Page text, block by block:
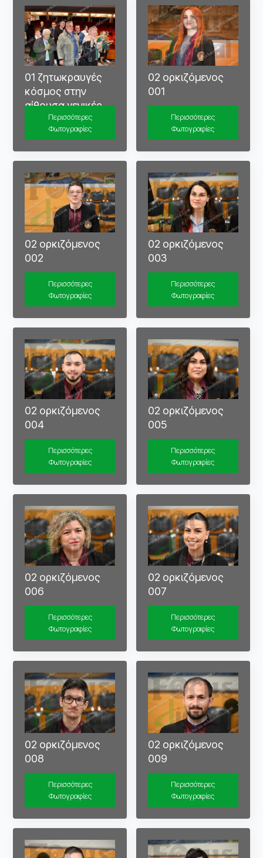
01 ζητωκραυγές
κόσμος στην
αίθουσα γενικές
φωτογραφίες
Περισσότερες
Φωτογραφίες
02 ορκιζόμενος
001
Περισσότερες
Φωτογραφίες
02 ορκιζόμενος
002
Περισσότερες
Φωτογραφίες
02 ορκιζόμενος
003
Περισσότερες
Φωτογραφίες
02 ορκιζόμενος
004
Περισσότερες
Φωτογραφίες
02 ορκιζόμενος
005
Περισσότερες
Φωτογραφίες
02 ορκιζόμενος
006
Περισσότερες
Φωτογραφίες
02 ορκιζόμενος
007
Περισσότερες
Φωτογραφίες
02 ορκιζόμενος
008
Περισσότερες
Φωτογραφίες
02 ορκιζόμενος
009
Περισσότερες
Φωτογραφίες